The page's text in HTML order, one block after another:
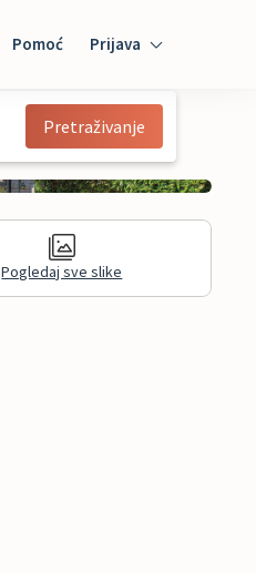
Pomoć Prijava
Mybooking
Pretraživanje
Pogledaj sve slike